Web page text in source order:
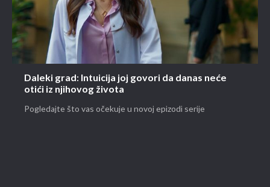
Daleki grad: Intuicija joj govori da danas neće
otići iz njihovog života
Pogledajte što vas očekuje u novoj epizodi serije